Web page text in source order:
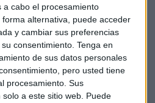
a cabo el procesamiento
alternativa, puede acceder
y cambiar sus preferencias
consentimiento. Tenga en
de sus datos personales
pero usted tiene
procesamiento. Sus
a este sitio web. Puede
Día Dax